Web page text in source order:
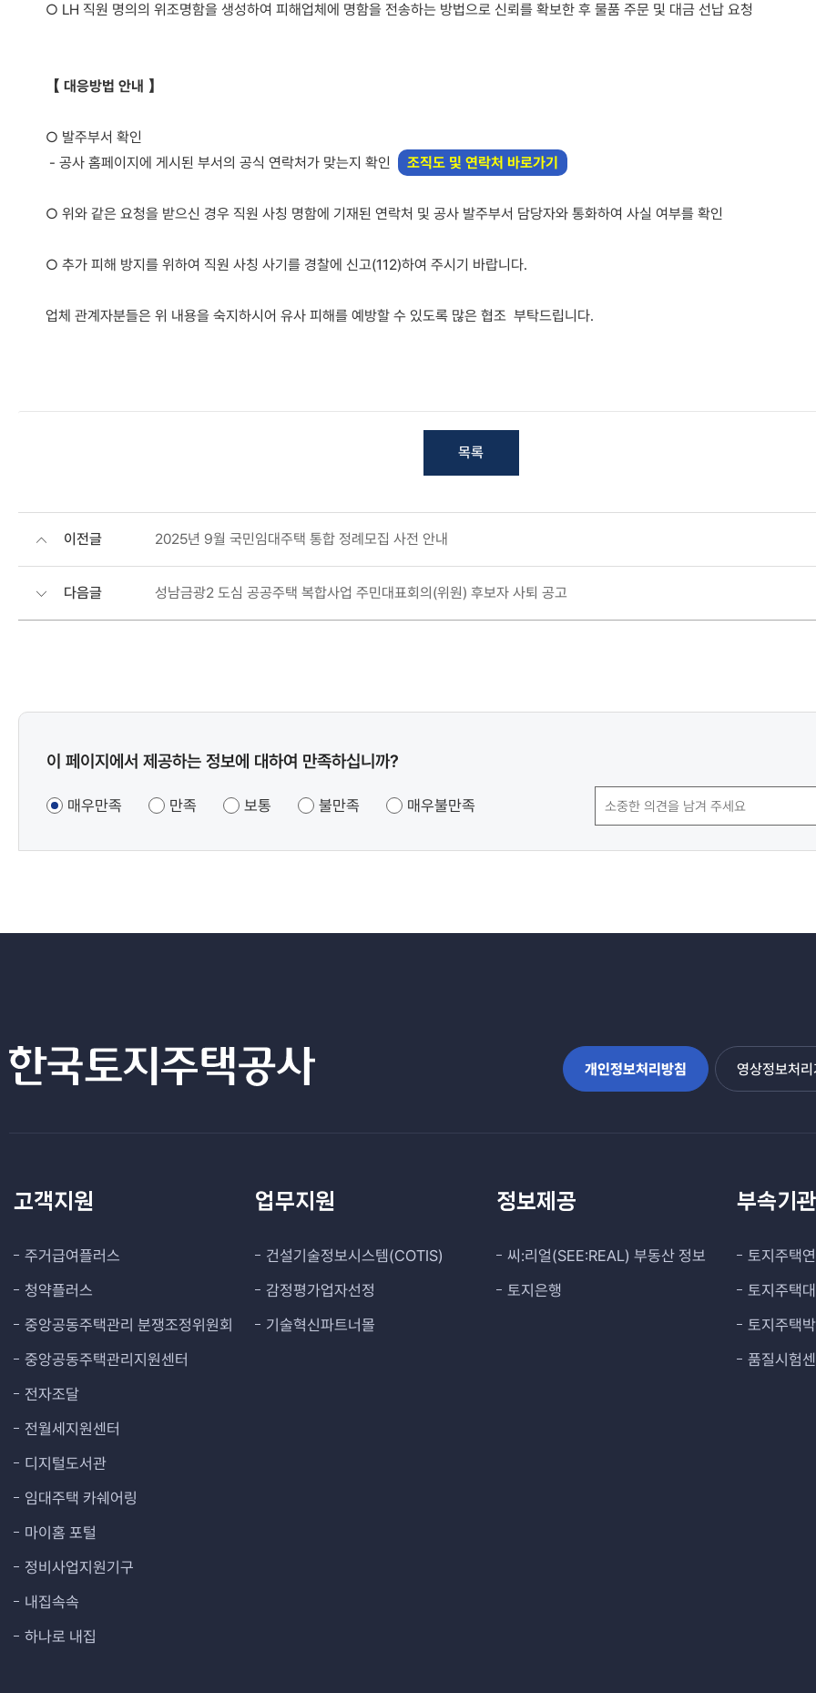
○ LH 직원 명의의 위조명함을 생성하여 피해업체에 명함을 전송하는 방법으로 신뢰를 확보한 후 물품 주문 및 대금 선납 요청
【 대응방법 안내 】
○ 발주부서 확인
- 공사 홈페이지에 게시된 부서의 공식 연락처가 맞는지 확인
조직도 및 연락처 바로가기
○ 위와 같은 요청을 받으신 경우 직원 사칭 명함에 기재된 연락처 및 공사 발주부서 담당자와 통화하여 사실 여부를 확인
○ 추가 피해 방지를 위하여 직원 사칭 사기를 경찰에 신고(112)하여 주시기 바랍니다.
업체 관계자분들은 위 내용을 숙지하시어 유사 피해를 예방할 수 있도록 많은 협조 부탁드립니다.
목록
이전글 2025년 9월 국민임대주택 통합 정례모집 사전 안내
다음글 성남금광2 도심 공공주택 복합사업 주민대표회의(위원) 후보자 사퇴 공고
콘텐츠
조사
이 페이지에서 제공하는 정보에 대하여 만족하십니까?
매우만족 만족 보통 불만족 매우불만족
개인정보처리방침 영상정보처
고객지원
주거급여플러스
청약플러스
중앙공동주택관리 분쟁조정위원회
중앙공동주택관리지원센터
전자조달
전월세지원센터
디지털도서관
임대주택 카쉐어링
마이홈 포털
정비사업지원기구
내집속속
하나로 내집
업무지원
건설기술정보시스템(COTIS)
감정평가업자선정
기술혁신파트너몰
정보제공
씨:리얼(SEE:REAL) 부동산 정보
토지은행
부속기
토지주택
토지주택
토지주택
품질시험